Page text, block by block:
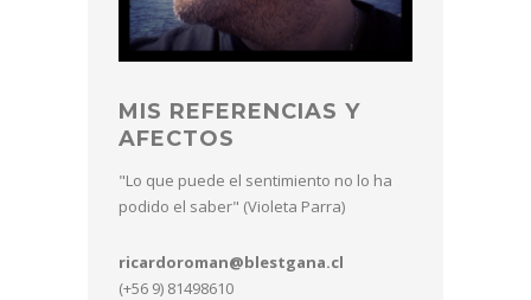
MIS REFERENCIAS Y
AFECTOS
"Lo que puede el sentimiento no lo ha
podido el saber" (Violeta Parra)
ricardoroman@blestgana.cl
(+56 9) 81498610